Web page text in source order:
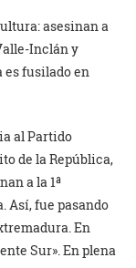
asesinan a
Inclán y
es fusilado en
al Partido
de la República,
a la 1ª
Así, fue pasando
En
Sur». En plena